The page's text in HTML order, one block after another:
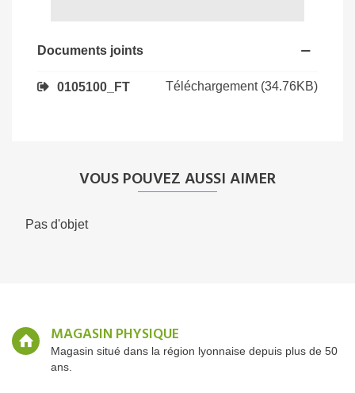
Documents joints
0105100_FT Téléchargement (34.76KB)
VOUS POUVEZ AUSSI AIMER
Pas d'objet
MAGASIN PHYSIQUE
Magasin situé dans la région lyonnaise depuis plus de 50
ans.